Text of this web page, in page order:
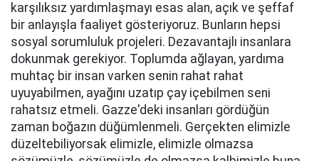
karşılıksız yardımlaşmayı esas alan, açık ve şeffaf
bir anlayışla faaliyet gösteriyoruz. Bunların hepsi
sosyal sorumluluk projeleri. Dezavantajlı insanlara
dokunmak gerekiyor. Toplumda ağlayan, yardıma
muhtaç bir insan varken senin rahat rahat
uyuyabilmen, ayağını uzatıp çay içebilmen seni
rahatsız etmeli. Gazze'deki insanları gördüğün
zaman boğazın düğümlenmeli. Gerçekten elimizle
düzeltebiliyorsak elimizle, elimizle olmazsa